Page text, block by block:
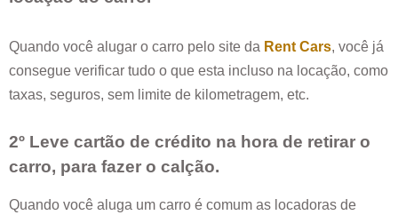
Quando você alugar o carro pelo site da Rent Cars, você já
consegue verificar tudo o que esta incluso na locação, como
taxas, seguros, sem limite de kilometragem, etc.
2º Leve cartão de crédito na hora de retirar o
carro, para fazer o calção.
Quando você aluga um carro é comum as locadoras de